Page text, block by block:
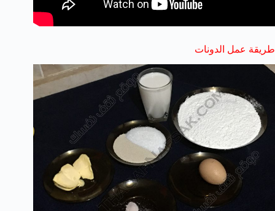
طريقة عمل الدونات